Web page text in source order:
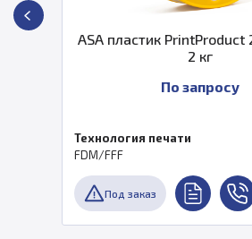
ASA пластик PrintProduct
2 кг
По запросу
Технология печати
FDM/FFF
Под заказ